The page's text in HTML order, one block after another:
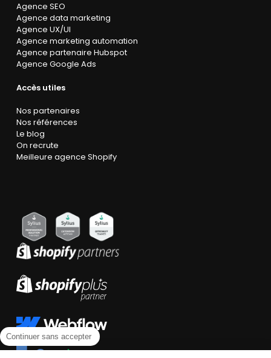
Agence SEO
Agence data marketing
Agence UX/UI
Agence marketing automation
Agence partenaire Hubspot
Agence Google Ads
Accès utiles
Nos partenaires
Nos références
Le blog
On recrute
Meilleure agence Shopify
Continuer sans accepter